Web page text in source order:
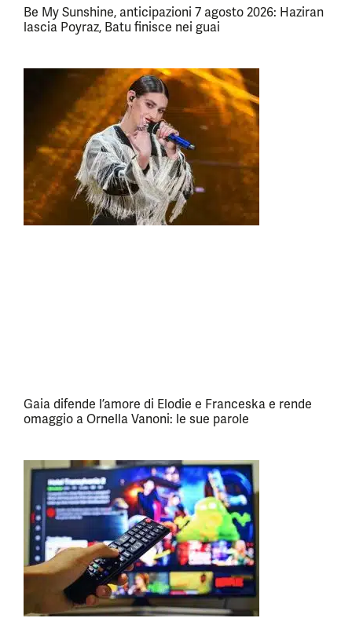
Be My Sunshine, anticipazioni 7 agosto 2026: Haziran
lascia Poyraz, Batu finisce nei guai
Gaia difende l’amore di Elodie e Franceska e rende
omaggio a Ornella Vanoni: le sue parole